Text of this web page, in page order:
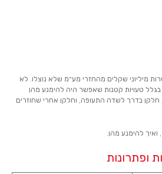
מיליוני שקלים מהחזרי מע״מ שלא נוצלו. לא
טעויות קטנות שאפשר היה להימנע מהן
בדרך לשדה התעופה, וחלקן אחרי שחוזרים
ופתרונות